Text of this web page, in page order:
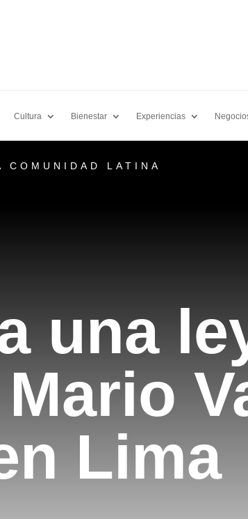
Cultura Bienestar Experiencias
COMUNIDAD LATINA
una
Lima